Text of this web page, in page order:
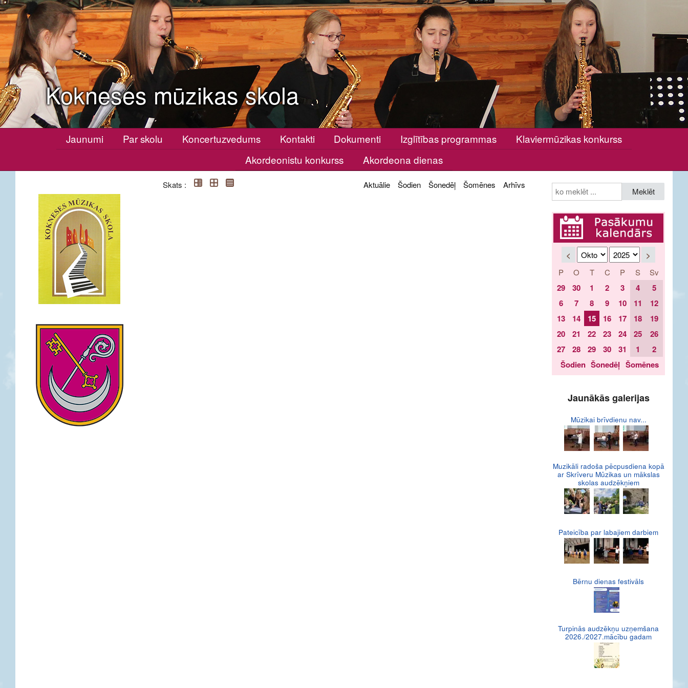
Kokneses mūzikas skola
Jaunumi Par skolu Koncertuzvedums Kontakti Dokumenti Izglītības programmas
Klaviermūzikas konkurss
Akordeonistu konkurss
Akordeona dienas
Skats : Aktuālie Šodien Šonedēļ Šomēnes Arhīvs
Meklēt
< >
P O T C P S Sv
29 30 1 2 3 4
5
6
7 8 9 10 11
12
13
14 15 16 17 18
19
20
21 22 23 24 25
26
27
28 29 30 31 1
2
Šodien Šonedēļ Šomēnes
Jaunākās galerijas
Mūzikai brīvdienu nav...
Muzikāli radoša pēcpusdiena kopā
ar Skrīveru Mūzikas un mākslas
skolas audzēkņiem
Pateicība par labajiem darbiem
Bērnu dienas festivāls
Turpinās audzēkņu uzņemšana
2026./2027.mācību gadam